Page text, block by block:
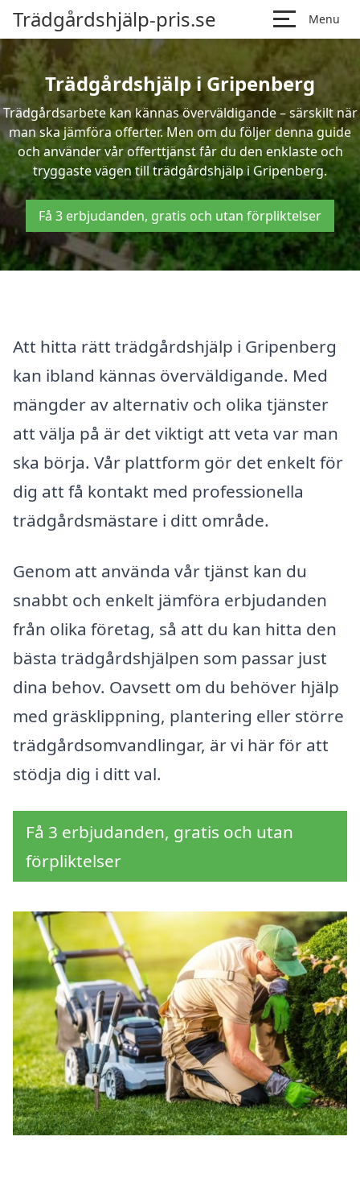
Trädgårdshjälp-pris.se Menu
Trädgårdshjälp i Gripenberg
Trädgårdsarbete kan kännas överväldigande – särskilt när
man ska jämföra offerter. Men om du följer denna guide
och använder vår offerttjänst får du den enklaste och
tryggaste vägen till trädgårdshjälp i Gripenberg.
Få 3 erbjudanden, gratis och utan förpliktelser
Att hitta rätt trädgårdshjälp i Gripenberg
kan ibland kännas överväldigande. Med
mängder av alternativ och olika tjänster
att välja på är det viktigt att veta var man
ska börja. Vår plattform gör det enkelt för
dig att få kontakt med professionella
trädgårdsmästare i ditt område.
Genom att använda vår tjänst kan du
snabbt och enkelt jämföra erbjudanden
från olika företag, så att du kan hitta den
bästa trädgårdshjälpen som passar just
dina behov. Oavsett om du behöver hjälp
med gräsklippning, plantering eller större
trädgårdsomvandlingar, är vi här för att
stödja dig i ditt val.
Få 3 erbjudanden, gratis och utan
förpliktelser